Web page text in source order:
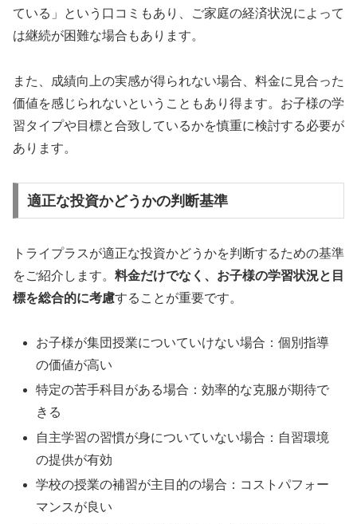
ている」という口コミもあり、ご家庭の経済状況によって
は継続が困難な場合もあります。
また、成績向上の実感が得られない場合、料金に見合った
価値を感じられないということもあり得ます。お子様の学
習タイプや目標と合致しているかを慎重に検討する必要が
あります。
適正な投資かどうかの判断基準
トライプラスが適正な投資かどうかを判断するための基準
をご紹介します。 料金だけでなく、お子様の学習状況と目
標を総合的に考慮することが重要です。
お子様が集団授業についていけない場合：個別指導
の価値が高い
特定の苦手科目がある場合：効率的な克服が期待で
きる
自主学習の習慣が身についていない場合：自習環境
の提供が有効
学校の授業の補習が主目的の場合：コストパフォー
マンスが良い